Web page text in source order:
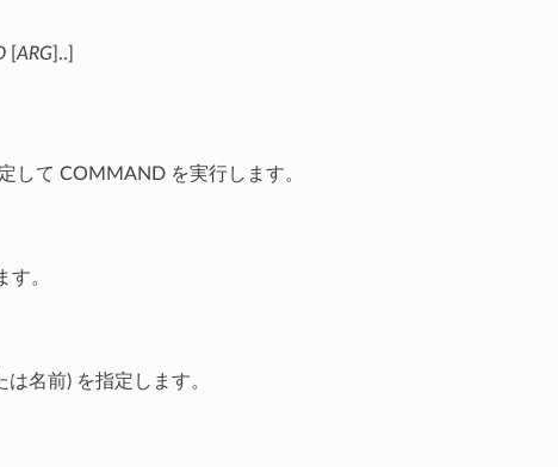
[ ARG]..]
して COMMAND を実行します。
す。
名前) を指定します。